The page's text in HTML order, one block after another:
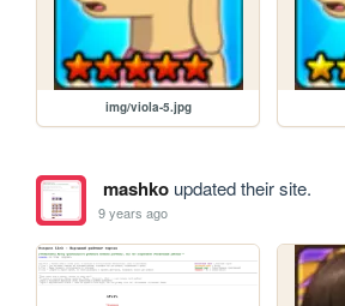
img/viola-5.jpg
mashkoupdated their site.
9 years ago